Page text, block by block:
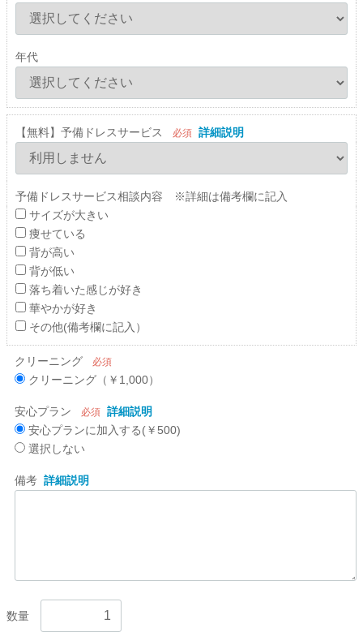
年代
【無料】予備ドレスサービス 必須 詳細説明
予備ドレスサービス相談内容 ※詳細は備考欄に記入
サイズが大きい
痩せている
背が高い
背が低い
落ち着いた感じが好き
華やかが好き
その他(備考欄に記入）
クリーニング 必須
クリーニング（￥1,000）
安心プラン 必須 詳細説明
安心プランに加入する(￥500)
選択しない
備考 詳細説明
数量